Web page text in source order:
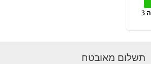
פח אשפה נירוסטה 3
תשלום מאובטח